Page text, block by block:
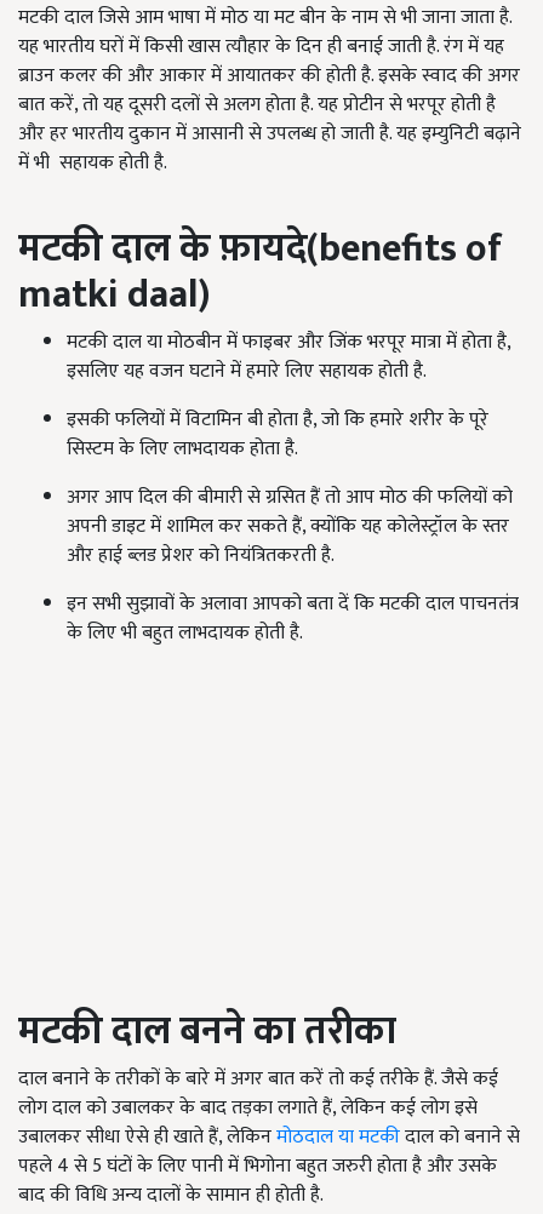
मटकी दाल जिसे आम भाषा में मोठ या मट बीन के नाम से भी जाना जाता है.
यह भारतीय घरों में किसी खास त्यौहार के दिन ही बनाई जाती है. रंग में यह
ब्राउन कलर की और आकार में आयातकर की होती है. इसके स्वाद की अगर
बात करें, तो यह दूसरी दलों से अलग होता है. यह प्रोटीन से भरपूर होती है
और हर भारतीय दुकान में आसानी से उपलब्ध हो जाती है. यह इम्युनिटी बढ़ाने
में भी सहायक होती है.
मटकी दाल के फ़ायदे(benefits of
matki daal)
मटकी दाल या मोठबीन में फाइबर और जिंक भरपूर मात्रा में होता है,
इसलिए यह वजन घटाने में हमारे लिए सहायक होती है.
इसकी फलियों में विटामिन बी होता है, जो कि हमारे शरीर के पूरे
सिस्टम के लिए लाभदायक होता है.
अगर आप दिल की बीमारी से ग्रसित हैं तो आप मोठ की फलियों को
अपनी डाइट में शामिल कर सकते हैं, क्योंकि यह कोलेस्ट्रॉल के स्तर
और हाई ब्लड प्रेशर को नियंत्रितकरती है.
इन सभी सुझावों के अलावा आपको बता दें कि मटकी दाल पाचनतंत्र
के लिए भी बहुत लाभदायक होती है.
मटकी दाल बनने का तरीका
दाल बनाने के तरीकों के बारे में अगर बात करें तो कई तरीके हैं. जैसे कई
लोग दाल को उबालकर के बाद तड़का लगाते हैं, लेकिन कई लोग इसे
उबालकर सीधा ऐसे ही खाते हैं, लेकिनमोठदाल या मटकीदाल को बनाने से
पहले 4 से 5 घंटों के लिए पानी में भिगोना बहुत जरुरी होता है और उसके
बाद की विधि अन्य दालों के सामान ही होती है.